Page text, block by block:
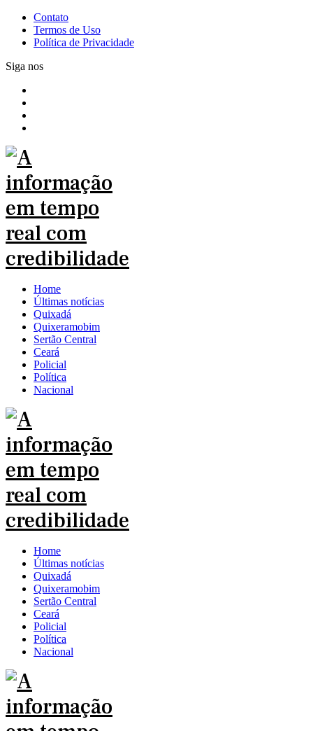
Contato
Termos de Uso
Política de Privacidade
Siga nos
Home
Últimas notícias
Quixadá
Quixeramobim
Sertão Central
Ceará
Policial
Política
Nacional
Home
Últimas notícias
Quixadá
Quixeramobim
Sertão Central
Ceará
Policial
Política
Nacional